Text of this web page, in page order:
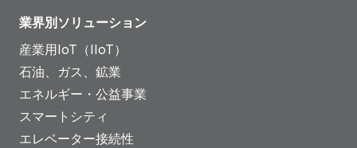
業界別ソリューション
産業用IoT（IIoT）
石油、ガス、鉱業
エネルギー・公益事業
スマートシティ
エレベーター接続性